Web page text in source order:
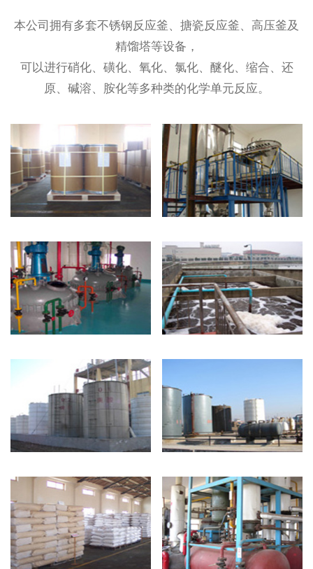
本公司拥有多套不锈钢反应釜、搪瓷反应釜、高压釜及
精馏塔等设备，
可以进行硝化、磺化、氧化、氯化、醚化、缩合、还
原、碱溶、胺化等多种类的化学单元反应。